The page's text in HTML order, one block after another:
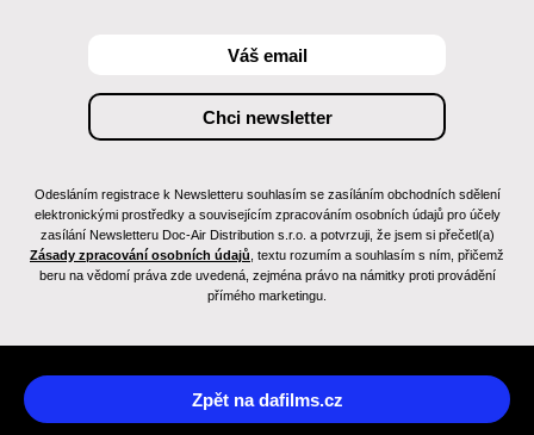
Odesláním registrace k Newsletteru souhlasím se zasíláním obchodních sdělení
elektronickými prostředky a souvisejícím zpracováním osobních údajů pro účely
zasílání Newsletteru Doc-Air Distribution s.r.o. a potvrzuji, že jsem si přečetl(a)
Zásady zpracování osobních údajů , textu rozumím a souhlasím s ním, přičemž
beru na vědomí práva zde uvedená, zejména právo na námitky proti provádění
přímého marketingu.
Zpět na dafilms.cz